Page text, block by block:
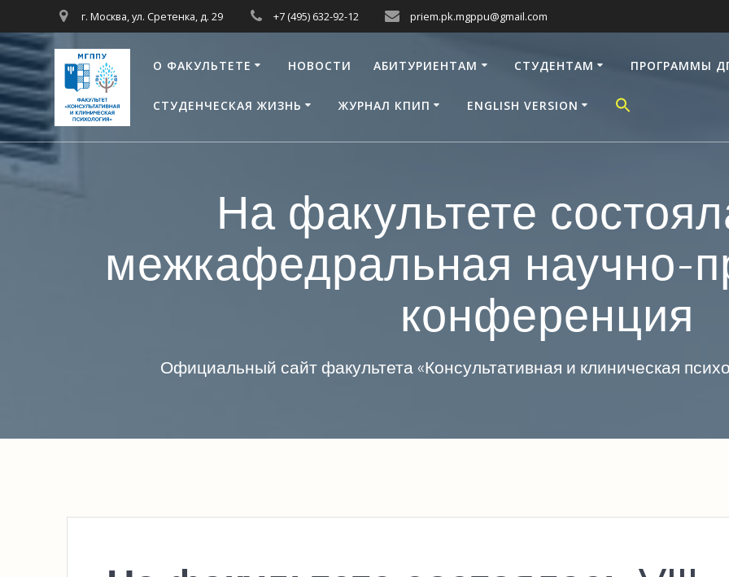
к
контенту
г. Москва, ул. Сретенка, д. 29 +7 (495) 632-92-12 priem.pk.mgppu@gmail.com
О ФАКУЛЬТЕТЕ НОВОСТИ АБИТУРИЕНТАМ СТУДЕНТАМ ПРОГРАММЫ
СТУДЕНЧЕСКАЯ ЖИЗНЬ ЖУРНАЛ КПИП ENGLISH VERSION
На факультете
межкафедральная научно-
конференция
Официальный сайт факультета «Консультативная и клиническая